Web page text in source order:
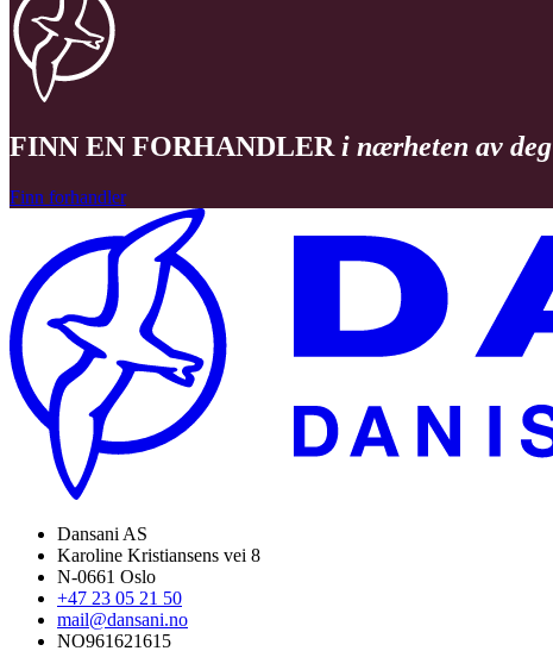
FINN EN FORHANDLER i nærheten av deg
Finn forhandler
Dansani AS
Karoline Kristiansens vei 8
N-0661 Oslo
+47 23 05 21 50
mail@dansani.no
NO961621615